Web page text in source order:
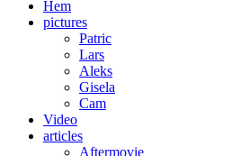
Hem
pictures
Patric
Lars
Aleks
Gisela
Cam
Video
articles
Aftermovie